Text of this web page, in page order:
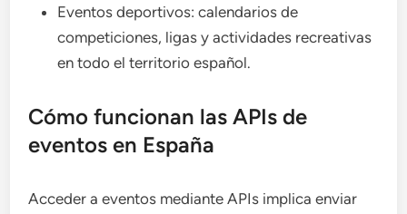
Eventos deportivos: calendarios de
competiciones, ligas y actividades recreativas
en todo el territorio español.
Cómo funcionan las APIs de
eventos en España
Acceder a eventos mediante APIs implica enviar